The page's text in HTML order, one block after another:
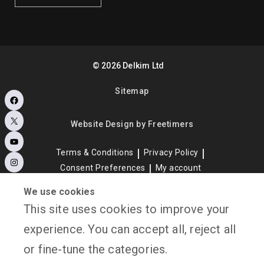
© 2026 Delkim Ltd
Sitemap
Website Design by Freetimers
Terms & Conditions
Privacy Policy
Consent Preferences
My account
Facebook
X
YouTube
Instagram
We use cookies
This site uses cookies to improve your
experience. You can accept all, reject all
or fine-tune the categories.